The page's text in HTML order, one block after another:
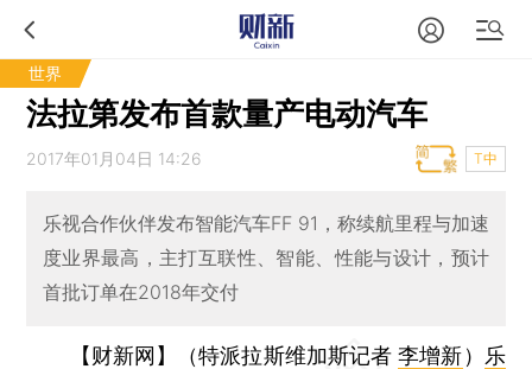
世界
法拉第发布首款量产电动汽车
2017年01月04日 14:26 T中
乐视合作伙伴发布智能汽车FF 91，称续航里程与加速
度业界最高，主打互联性、智能、性能与设计，预计
首批订单在2018年交付
【财新网】（特派拉斯维加斯记者李增新）
乐